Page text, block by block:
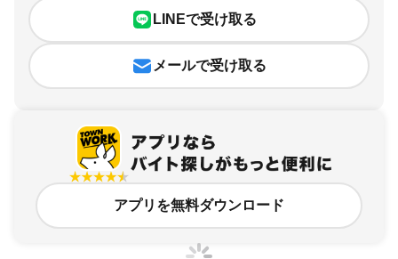
LINEで受け取る
メールで受け取る
アプリを無料ダウンロード